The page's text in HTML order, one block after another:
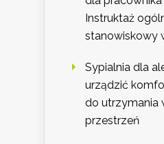
Instruktaż
stanowiskowy
Sypialnia dla
urządzić
do utrzymania
przestrzeń